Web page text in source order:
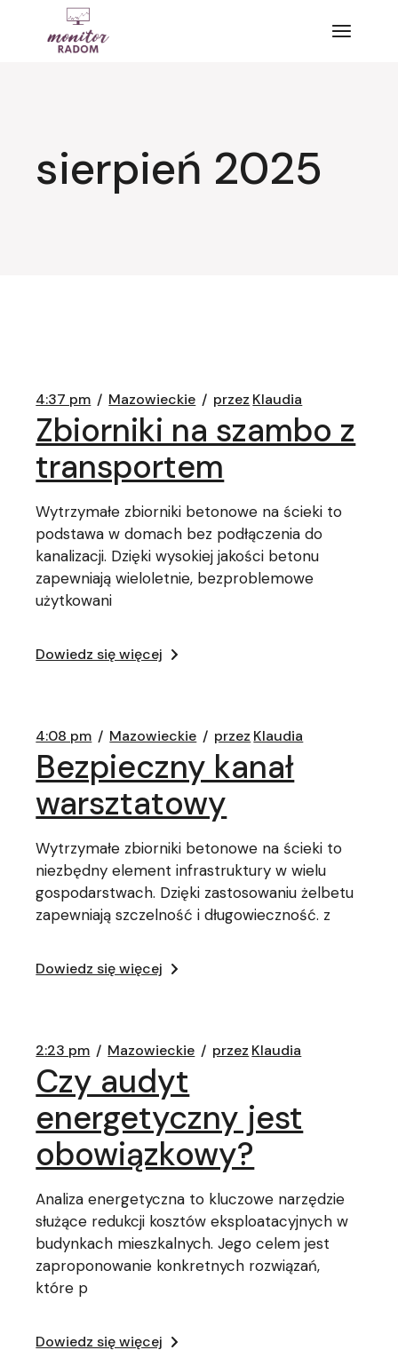
sierpień 2025
4:37 pm Mazowieckie przez Klaudia
Zbiorniki na szambo z
transportem
Wytrzymałe zbiorniki betonowe na ścieki to
podstawa w domach bez podłączenia do
kanalizacji. Dzięki wysokiej jakości betonu
zapewniają wieloletnie, bezproblemowe
użytkowani
Dowiedz się więcej
4:08 pm Mazowieckie przez Klaudia
Bezpieczny kanał
warsztatowy
Wytrzymałe zbiorniki betonowe na ścieki to
niezbędny element infrastruktury w wielu
gospodarstwach. Dzięki zastosowaniu żelbetu
zapewniają szczelność i długowieczność. z
Dowiedz się więcej
2:23 pm Mazowieckie przez Klaudia
Czy audyt
energetyczny jest
obowiązkowy?
Analiza energetyczna to kluczowe narzędzie
służące redukcji kosztów eksploatacyjnych w
budynkach mieszkalnych. Jego celem jest
zaproponowanie konkretnych rozwiązań,
które p
Dowiedz się więcej